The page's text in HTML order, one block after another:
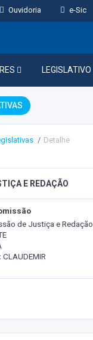
Ouvidoria e-Sic
LEGISLATIVO
Detalhe
E REDAÇÃO
de Justiça e Redação
CLAUDEMIR